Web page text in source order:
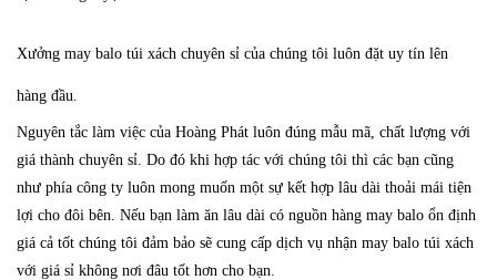
Xưởng may balo túi xách chuyên sỉ của chúng tôi luôn đặt uy tín lên
hàng đầu.
Nguyên tắc làm việc của Hoàng Phát luôn đúng mẫu mã, chất lượng với
giá thành chuyên sỉ. Do đó khi hợp tác với chúng tôi thì các bạn cũng
như phía công ty luôn mong muốn một sự kết hợp lâu dài thoải mái tiện
lợi cho đôi bên. Nếu bạn làm ăn lâu dài có nguồn hàng may balo ổn định
giá cả tốt chúng tôi đảm bảo sẽ cung cấp dịch vụ nhận may balo túi xách
với giá sỉ không nơi đâu tốt hơn cho bạn.